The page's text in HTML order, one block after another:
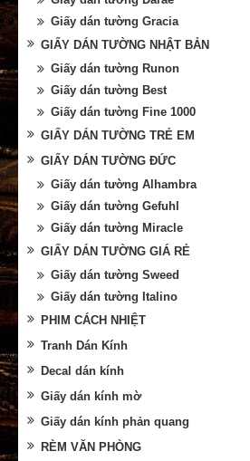
Giấy dán tường Gracia
GIẤY DÁN TƯỜNG NHẬT BẢN
Giấy dán tường Runon
Giấy dán tường Best
Giấy dán tường Fine 1000
GIẤY DÁN TƯỜNG TRẺ EM
GIẤY DÁN TƯỜNG ĐỨC
Giấy dán tường Alhambra
Giấy dán tường Gefuhl
Giấy dán tường Miracle
GIẤY DÁN TƯỜNG GIÁ RẺ
Giấy dán tường Sweed
Giấy dán tường Italino
PHIM CÁCH NHIỆT
Tranh Dán Kính
Decal dán kính
Giấy dán kính mờ
Giấy dán kính phản quang
RÈM VĂN PHÒNG